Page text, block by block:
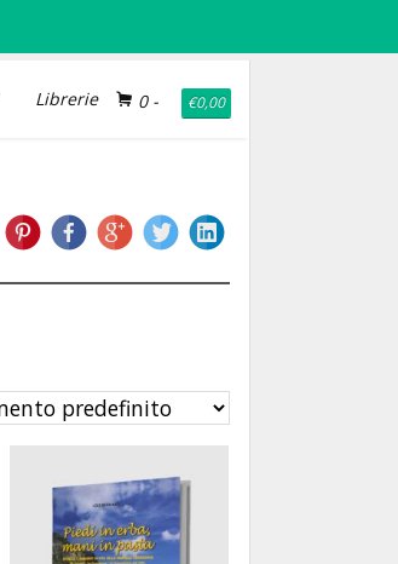
0- €0,00
Librerie